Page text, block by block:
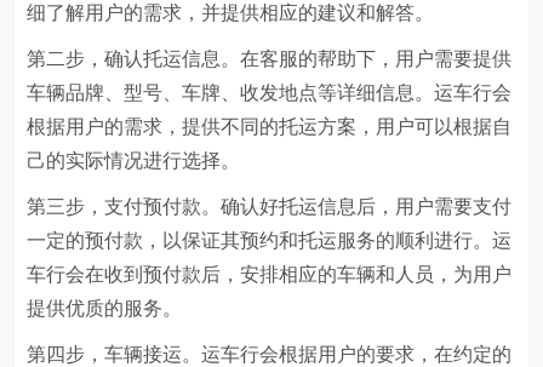
细了解用户的需求，并提供相应的建议和解答。
第二步，确认托运信息。在客服的帮助下，用户需要提供
车辆品牌、型号、车牌、收发地点等详细信息。运车行会
根据用户的需求，提供不同的托运方案，用户可以根据自
己的实际情况进行选择。
第三步，支付预付款。确认好托运信息后，用户需要支付
一定的预付款，以保证其预约和托运服务的顺利进行。运
车行会在收到预付款后，安排相应的车辆和人员，为用户
提供优质的服务。
第四步，车辆接运。运车行会根据用户的要求，在约定的